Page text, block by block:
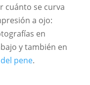
cuánto se curva
a ojo:
en
y también en
pene.